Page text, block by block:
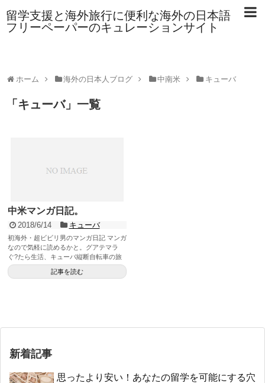
留学支援と海外旅行に便利な海外の日本語
フリーペーパーのキュレーションサイト
ホーム 海外の日本人ブログ 中南米 キューバ
「 キューバ」 一覧
中米マンガ日記。
2018/6/14 キューバ
初海外・超ビビリ男のマンガ日記 マンガ
なので気軽に読めるかと。グアテマラ
ぐ?たら生活、キューバ縦断自転車の旅
など
記事を読む
新着記事
思ったより安い！あなたの留学を可能にする穴